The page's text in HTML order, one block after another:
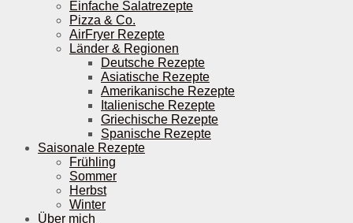
Einfache Salatrezepte
Pizza & Co.
AirFryer Rezepte
Länder & Regionen
Deutsche Rezepte
Asiatische Rezepte
Amerikanische Rezepte
Italienische Rezepte
Griechische Rezepte
Spanische Rezepte
Saisonale Rezepte
Frühling
Sommer
Herbst
Winter
Über mich